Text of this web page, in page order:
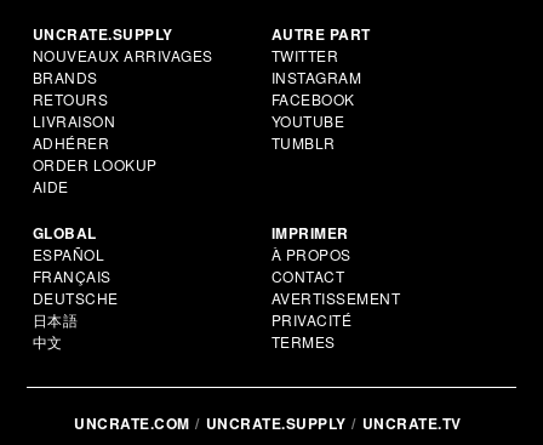
UNCRATE.SUPPLY
NOUVEAUX ARRIVAGES
BRANDS
RETOURS
LIVRAISON
ADHÉRER
ORDER LOOKUP
AIDE
AUTRE PART
TWITTER
INSTAGRAM
FACEBOOK
YOUTUBE
TUMBLR
GLOBAL
ESPAÑOL
FRANÇAIS
DEUTSCHE
日本語
中文
IMPRIMER
À PROPOS
CONTACT
AVERTISSEMENT
PRIVACITÉ
TERMES
UNCRATE.COM UNCRATE.SUPPLY UNCRATE.TV